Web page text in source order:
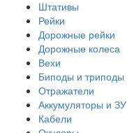
Штативы
Рейки
Дорожные рейки
Дорожные колеса
Вехи
Биподы и триподы
Отражатели
Аккумуляторы и ЗУ
Кабели